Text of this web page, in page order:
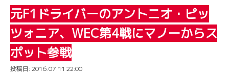
元F1ドライバーのアントニオ・ピッ
ツォニア、WEC第4戦にマノーからス
ポット参戦
投稿日: 2016.07.11 22:00